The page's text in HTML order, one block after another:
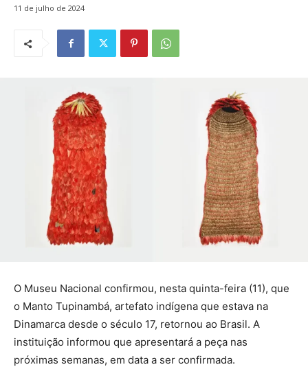
11 de julho de 2024
O Museu Nacional confirmou, nesta quinta-feira (11), que
o Manto Tupinambá, artefato indígena que estava na
Dinamarca desde o século 17, retornou ao Brasil. A
instituição informou que apresentará a peça nas
próximas semanas, em data a ser confirmada.